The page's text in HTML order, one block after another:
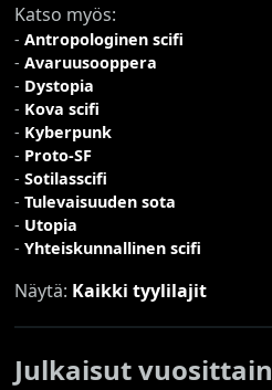
Katso myös:
-Antropologinen scifi
-Avaruusooppera
- Dystopia
- Kova scifi
- Kyberpunk
- Proto-SF
-Sotilasscifi
-Tulevaisuuden sota
- Utopia
-Yhteiskunnallinen scifi
Näytä: Kaikki tyylilajit
Julkaisut vuosittain